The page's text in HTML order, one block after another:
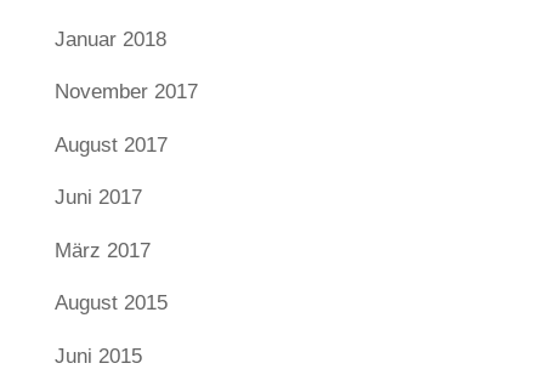
Januar 2018
November 2017
August 2017
Juni 2017
März 2017
August 2015
Juni 2015